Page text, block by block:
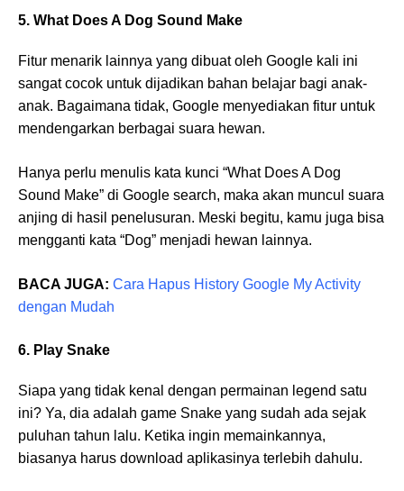
5. What Does A Dog Sound Make
Fitur menarik lainnya yang dibuat oleh Google kali ini
sangat cocok untuk dijadikan bahan belajar bagi anak-
anak. Bagaimana tidak, Google menyediakan fitur untuk
mendengarkan berbagai suara hewan.
Hanya perlu menulis kata kunci “What Does A Dog
Sound Make” di Google search, maka akan muncul suara
anjing di hasil penelusuran. Meski begitu, kamu juga bisa
mengganti kata “Dog” menjadi hewan lainnya.
BACA JUGA: Cara Hapus History Google My Activity
dengan Mudah
6. Play Snake
Siapa yang tidak kenal dengan permainan legend satu
ini? Ya, dia adalah game Snake yang sudah ada sejak
puluhan tahun lalu. Ketika ingin memainkannya,
biasanya harus download aplikasinya terlebih dahulu.